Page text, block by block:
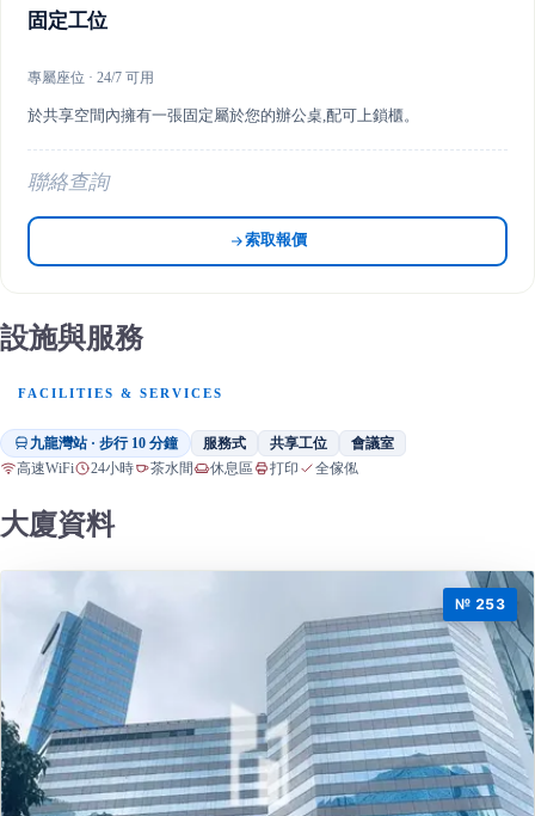
固定工位
專屬座位 · 24/7 可用
於共享空間內擁有一張固定屬於您的辦公桌,配可上鎖櫃。
聯絡查詢
索取報價
設施與服務
FACILITIES & SERVICES
九龍灣站 · 步行 10 分鐘 服務式 共享工位 會議室
高速WiFi 24小時 茶水間 休息區 打印 全傢俬
大廈資料
№ 253